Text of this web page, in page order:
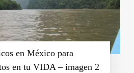
en México para
en tu VIDA – imagen 2